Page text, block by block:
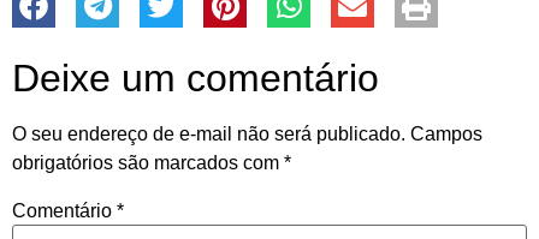
Deixe um comentário
O seu endereço de e-mail não será publicado. Campos
obrigatórios são marcados com *
Comentário *